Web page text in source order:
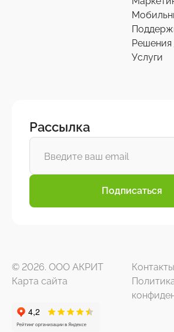
Решения
Услуги
Рассылка
Подписаться
© 2026. ООО АКРИТ
Карта сайта